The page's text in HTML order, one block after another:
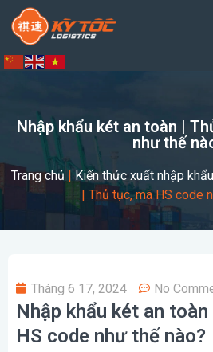
Nhập khẩu két an toàn |
như thế
Trang chủ | Kiến thức xuất nhập khẩu
| Thủ tục, mã HS code
Tháng 6 17, 2024 No
Nhập khẩu két an
HS code như thế nào?